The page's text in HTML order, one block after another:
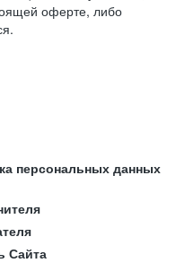
оферте, либо
персональных данных
Сайта